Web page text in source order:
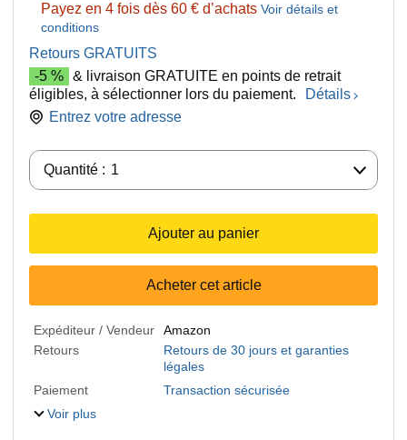
Payez en 4 fois dès 60 € d’achats Voir détails et
conditions
Retours GRATUITS
-5 % & livraison GRATUITE en points de retrait
éligibles, à sélectionner lors du paiement.
Détails
Entrez votre adresse
Quantité : 1
Ajouter au panier
Acheter cet article
Expéditeur / Vendeur
Amazon
Retours
Retours de 30 jours et garanties
légales
Paiement
Transaction sécurisée
Voir plus